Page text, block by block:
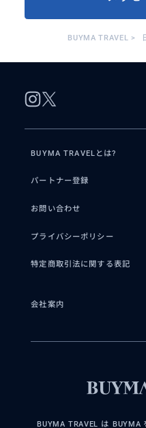
BUYMA TRAVEL >
BUYMA TRAVELとは?
パートナー登録
お問い合わせ
プライバシーポリシー
特定商取引法に関する表記
会社案内
BUYMA TRAVEL は